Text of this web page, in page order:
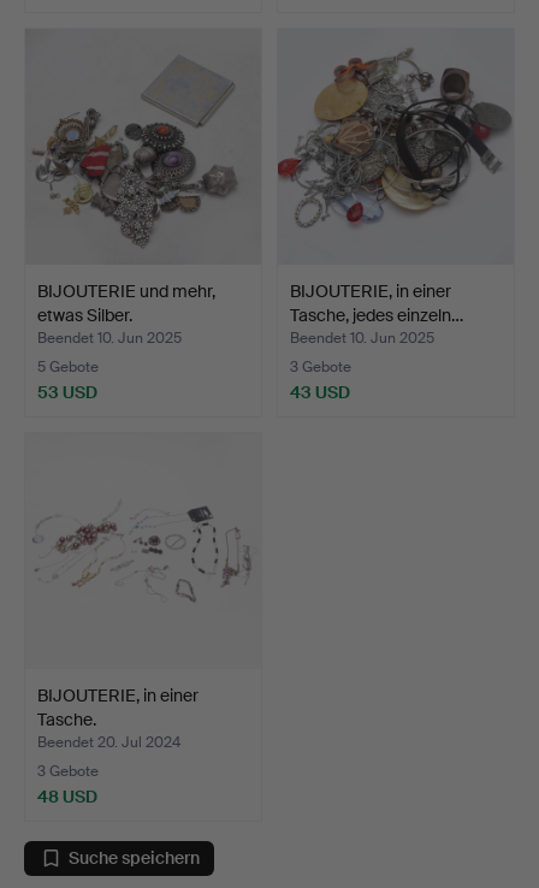
BIJOUTERIE und mehr,
etwas Silber.
Beendet 10. Jun 2025
5 Gebote
53 USD
BIJOUTERIE, in einer
Tasche, jedes einzeln…
Beendet 10. Jun 2025
3 Gebote
43 USD
BIJOUTERIE, in einer
Tasche.
Beendet 20. Jul 2024
3 Gebote
48 USD
Suche speichern